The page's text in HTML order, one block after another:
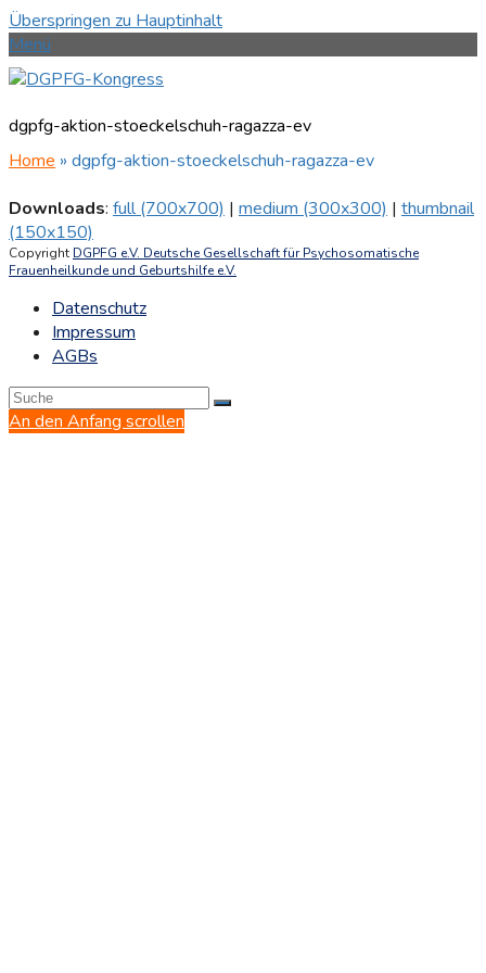
Überspringen zu Hauptinhalt
Menü
dgpfg-aktion-stoeckelschuh-ragazza-ev
Home » dgpfg-aktion-stoeckelschuh-ragazza-ev
Downloads: full (700x700) | medium (300x300) | thumbnail
(150x150)
Copyright DGPFG e.V. Deutsche Gesellschaft für Psychosomatische
Frauenheilkunde und Geburtshilfe e.V.
Datenschutz
Impressum
AGBs
An den Anfang scrollen